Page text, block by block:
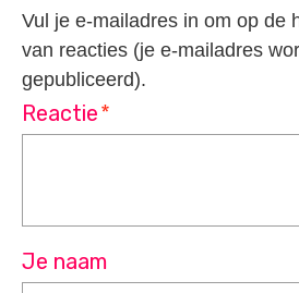
Vul je e-mailadres in om op de
van reacties (je e-mailadres
gepubliceerd).
Reactie*
Je naam